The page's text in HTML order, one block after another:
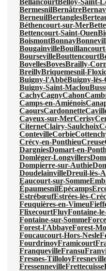
BellancourtBelloy-Saint-
BermesnilBernâtre
BerneuilBertangles
Béthencourt-sur-Mer
Bettencourt-Saint-Ouen
BoismontBonnay
Bougainville
BoursevilleBouttencourt
BovellesBovesBrailly-
BreillyBriquemesnil-
Buigny-l'AbbéBuigny-lès-
Buigny-Saint-Maclou
CachyCagnyCahon
Camps-en-Amiénois
CaoursCardonnette
Cayeux-sur-MerCerisy
CiterneClairy-Saulchoix
ContevilleCorbie
Crécy-en-PonthieuCreuse
DargniesDomart-en-
Domléger-Longvillers
Dompierre-sur-Authie
DoudelainvilleDreuil-lès-
Eaucourt-sur-Somme
ÉpaumesnilÉpécamps
EstrébœufEstrées-lès-
Feuquières-en-Vimeu
FlixecourtFluyFontaine-
Fontaine-sur-Somme
Forest-l'AbbayeForest-
Foucaucourt-Hors-Nesle
FourdrinoyFramicourt
FranquevilleFransu
Fresnes-Tilloloy
FressennevilleFrettecuisse